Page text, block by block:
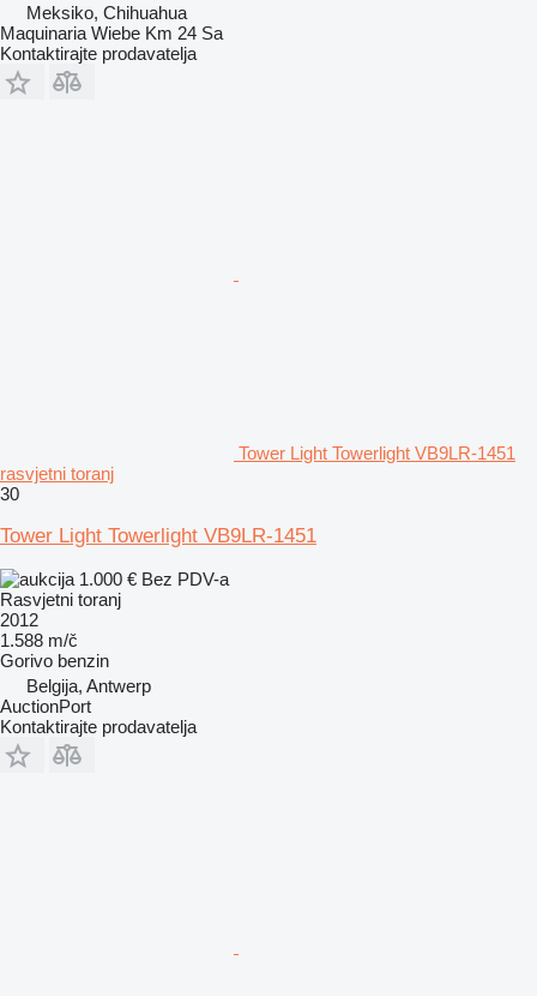
Meksiko, Chihuahua
Maquinaria Wiebe Km 24 Sa
Kontaktirajte prodavatelja
Tower Light Towerlight VB9LR-1451
rasvjetni toranj
30
Tower Light Towerlight VB9LR-1451
1.000 € Bez PDV-a
Rasvjetni toranj
2012
1.588 m/č
Gorivo benzin
Belgija, Antwerp
AuctionPort
Kontaktirajte prodavatelja